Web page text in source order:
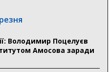
співпрацю: Суми
для Пунктів обігріву
Володимир Поцелуєв
Амосова заради